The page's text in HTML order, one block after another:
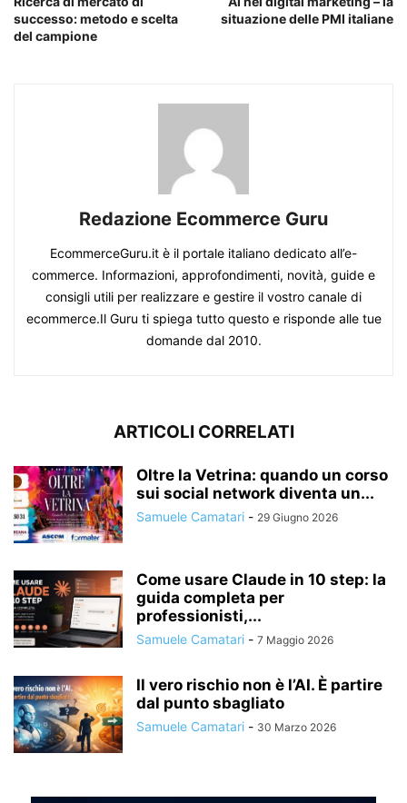
successo: metodo e scelta
del campione
situazione delle PMI italiane
Redazione Ecommerce Guru
EcommerceGuru.it è il portale italiano dedicato all’e-
commerce. Informazioni, approfondimenti, novità, guide e
consigli utili per realizzare e gestire il vostro canale di
ecommerce.Il Guru ti spiega tutto questo e risponde alle tue
domande dal 2010.
ARTICOLI CORRELATI
Oltre la Vetrina: quando un corso
sui social network diventa un...
Samuele Camatari - 29 Giugno 2026
Come usare Claude in 10 step: la
guida completa per
professionisti,...
Samuele Camatari - 7 Maggio 2026
Il vero rischio non è l’AI. È partire
dal punto sbagliato
Samuele Camatari - 30 Marzo 2026